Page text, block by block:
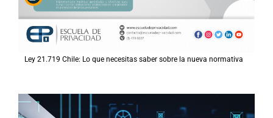
Ley 21.719 Chile: Lo que necesitas saber sobre la nueva normativa